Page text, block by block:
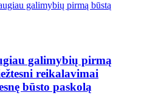
galimybių pirmą
reikalavimai
būsto paskolą